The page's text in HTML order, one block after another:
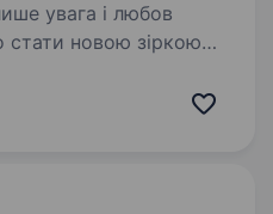
увага і любов
новою зіркою
клієнтів